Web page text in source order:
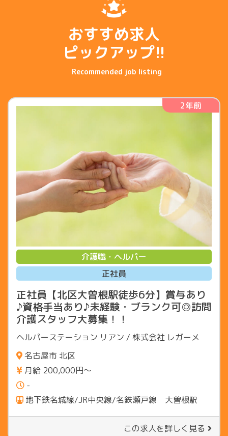
おすすめ求人
ピックアップ!!
2年前
介護職・ヘルパー
正社員
正社員【北区大曽根駅徒歩6分】賞与あり
♪資格手当あり♪未経験・ブランク可◎訪問
介護スタッフ大募集！！
ヘルパーステーション リアン / 株式会社 レガーメ
名古屋市 北区
月給 200,000円〜
-
地下鉄名城線/JR中央線/名鉄瀬戸線 大曽根駅
この求人を詳しく見る